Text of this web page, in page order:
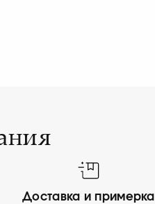
Доставка и примерка